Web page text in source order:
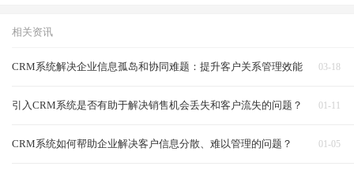
相关资讯
03-18
CRM系统解决企业信息孤岛和协同难题：提升客户关系管理效能
01-11
引入CRM系统是否有助于解决销售机会丢失和客户流失的问题？
01-05
CRM系统如何帮助企业解决客户信息分散、难以管理的问题？